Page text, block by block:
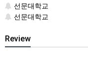
선문대학교
선문대학교
Review